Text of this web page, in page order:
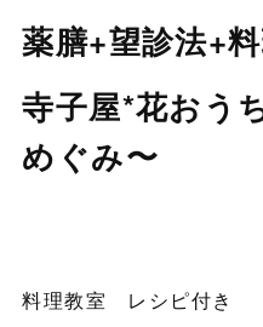
薬膳+望診法+
寺子屋*花おう
めぐみ〜
料理教室 レシピ付き